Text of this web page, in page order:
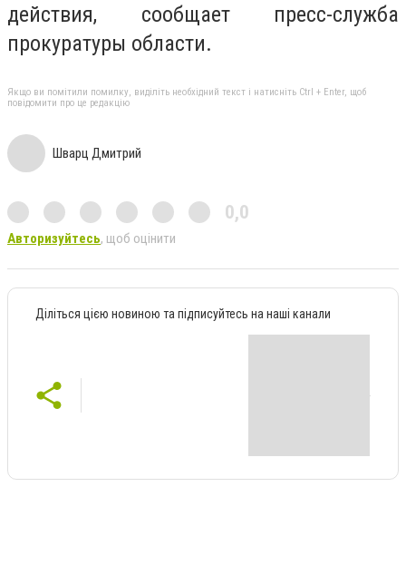
действия, сообщает пресс-служба
прокуратуры области.
Якщо ви помітили помилку, виділіть необхідний текст і натисніть Ctrl + Enter, щоб
повідомити про це редакцію
Шварц Дмитрий
0,0
Авторизуйтесь, щоб оцінити
Діліться цією новиною та підписуйтесь на наші канали